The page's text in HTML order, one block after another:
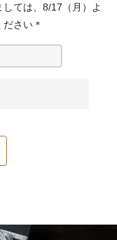
ては、8/17（月）よ
さい＊